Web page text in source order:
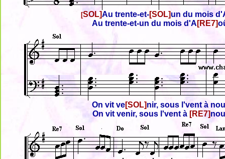
[SOL]Au trente-et-[SOL]un du mois
Au trente-et-un du mois d'A [RE7]
On vit ve[SOL]nir, sous l'vent à
On vit venir, sous l'vent à [RE7]